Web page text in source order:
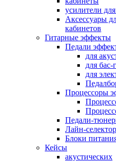
усилители
Аксессуары
кабинетов
Гитарные эффекты
Педали
для
для бас-
для
Процессоры
Педали-
Лайн-
Блоки
Кейсы
акустических